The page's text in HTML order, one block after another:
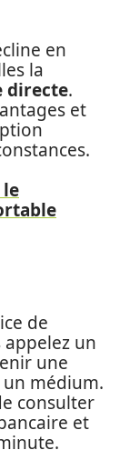
en
la
directe.
et
de
un
une
médium.
consulter
et